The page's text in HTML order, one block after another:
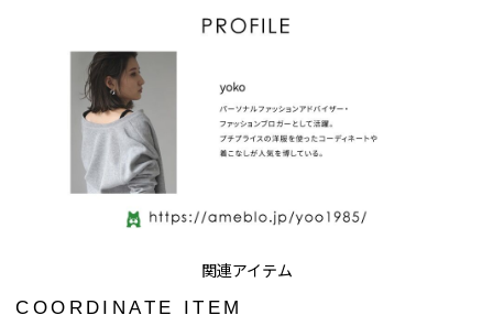
COORDINATE ITEM